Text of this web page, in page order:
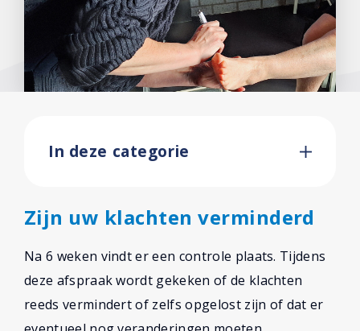
Voetoefeningen
Nacontrole
Over ons
In deze categorie
Zijn uw klachten verminderd
Na 6 weken vindt er een controle plaats. Tijdens
deze afspraak wordt gekeken of de klachten
reeds vermindert of zelfs opgelost zijn of dat er